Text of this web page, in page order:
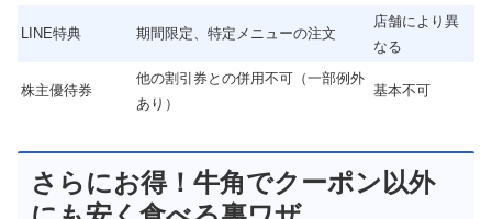
LINE特典 期間限定、特定メニューの注文
店舗により異
なる
株主優待券
他の割引券との併用不可（一部例外
あり）
基本不可
さらにお得！牛角でクーポン以外